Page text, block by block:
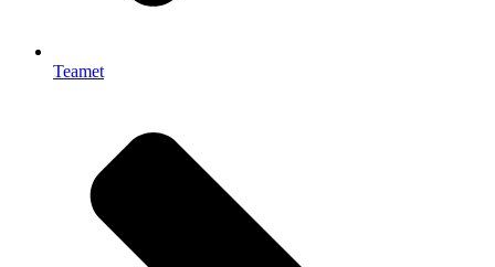
Teamet